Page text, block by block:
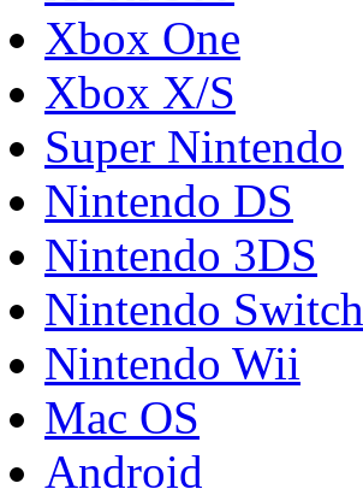
Xbox One
Xbox X/S
Super Nintendo
Nintendo DS
Nintendo 3DS
Nintendo Switch
Nintendo Wii
Mac OS
Android